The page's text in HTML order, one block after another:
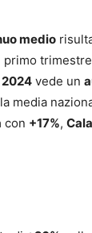
medio
2024 vede un
media
con +17%,